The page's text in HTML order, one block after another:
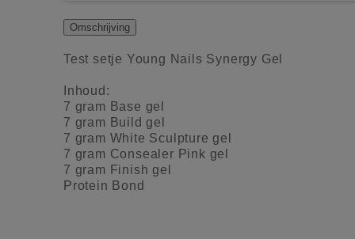
Omschrijving
Test setje Young Nails Synergy Gel
Inhoud:
7 gram Base gel
7 gram Build gel
7 gram White Sculpture gel
7 gram Consealer Pink gel
7 gram Finish gel
Protein Bond